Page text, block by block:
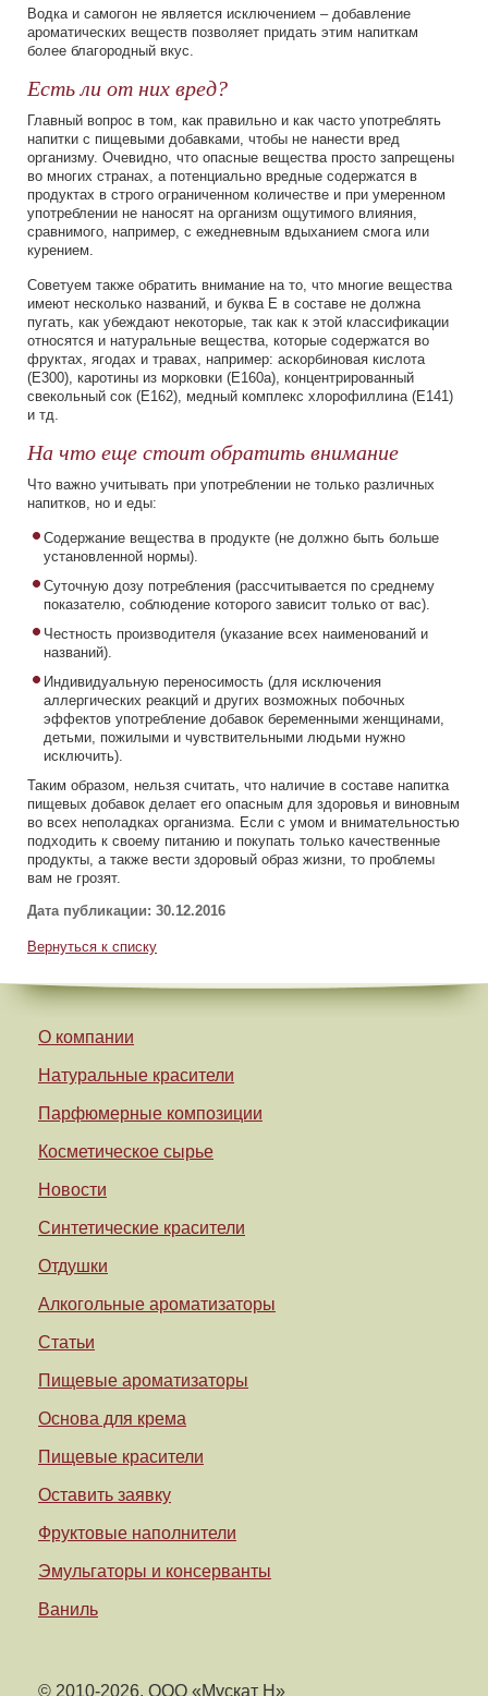
Водка и самогон не является исключением – добавление
ароматических веществ позволяет придать этим напиткам
более благородный вкус.
Есть ли от них вред?
Главный вопрос в том, как правильно и как часто употреблять
напитки с пищевыми добавками, чтобы не нанести вред
организму. Очевидно, что опасные вещества просто запрещены
во многих странах, а потенциально вредные содержатся в
продуктах в строго ограниченном количестве и при умеренном
употреблении не наносят на организм ощутимого влияния,
сравнимого, например, с ежедневным вдыханием смога или
курением.
Советуем также обратить внимание на то, что многие вещества
имеют несколько названий, и буква Е в составе не должна
пугать, как убеждают некоторые, так как к этой классификации
относятся и натуральные вещества, которые содержатся во
фруктах, ягодах и травах, например: аскорбиновая кислота
(Е300), каротины из морковки (Е160а), концентрированный
свекольный сок (Е162), медный комплекс хлорофиллина (Е141)
и тд.
На что еще стоит обратить внимание
Что важно учитывать при употреблении не только различных
напитков, но и еды:
Содержание вещества в продукте (не должно быть больше
установленной нормы).
Суточную дозу потребления (рассчитывается по среднему
показателю, соблюдение которого зависит только от вас).
Честность производителя (указание всех наименований и
названий).
Индивидуальную переносимость (для исключения
аллергических реакций и других возможных побочных
эффектов употребление добавок беременными женщинами,
детьми, пожилыми и чувствительными людьми нужно
исключить).
Таким образом, нельзя считать, что наличие в составе напитка
пищевых добавок делает его опасным для здоровья и виновным
во всех неполадках организма. Если с умом и внимательностью
подходить к своему питанию и покупать только качественные
продукты, а также вести здоровый образ жизни, то проблемы
вам не грозят.
Дата публикации: 30.12.2016
Вернуться к списку
О компании
Натуральные красители
Парфюмерные композиции
Косметическое сырье
Новости
Синтетические красители
Отдушки
Алкогольные ароматизаторы
Статьи
Пищевые ароматизаторы
Основа для крема
Пищевые красители
Оставить заявку
Фруктовые наполнители
Эмульгаторы и консерванты
Ваниль
© 2010-2026. ООО «Мускат Н»